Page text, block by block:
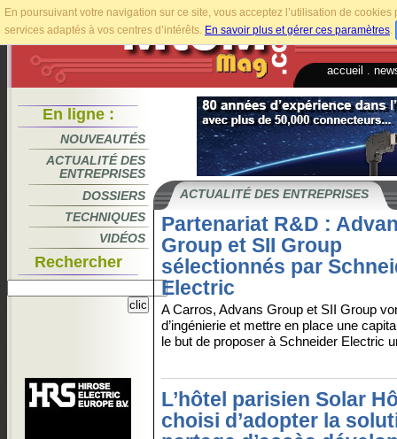
En poursuivant votre navigation sur ce site, vous acceptez l’utilisation de
services adaptés à vos centres d’intérêts. En savoir plus et gérer ces paramètres.
accueil
En ligne :
NOUVEAUTÉS
ACTUALITÉ DES
ENTREPRISES
DOSSIERS
TECHNIQUES
VIDÉOS
Rechercher
ACTUALITÉ DES ENTREPRISES
Partenariat R&D :
Group et SII Group
sélectionnés par
Electric
A Carros, Advans Group et SII Group
d’ingénierie et mettre en place une
le but de proposer à Schneider Electric
L’hôtel parisien Solar
choisi d’adopter la